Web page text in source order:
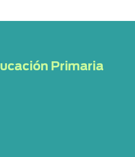
Primaria